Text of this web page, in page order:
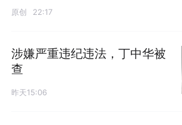
原创 22:17
涉嫌严重违纪违法，丁中华被
查
昨天15:06